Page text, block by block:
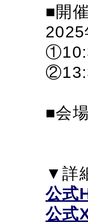
■開
■会
▼詳
公式
公式